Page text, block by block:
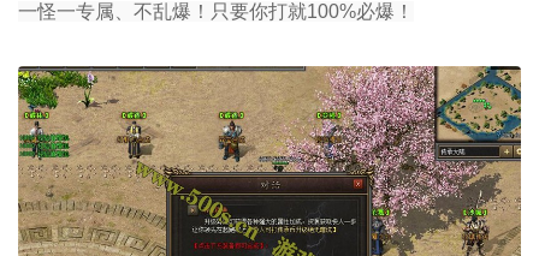
一怪一专属、不乱爆！只要你打就100%必爆！